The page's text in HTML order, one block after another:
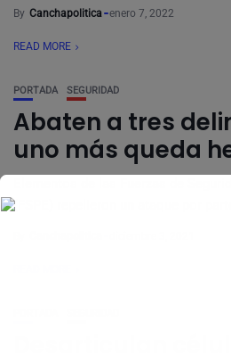
By Canchapolitica enero 7, 2022
READ MORE
PORTADA SEGURIDAD
Abaten a tres
uno más queda
(FSPE) repelieron un ataque por